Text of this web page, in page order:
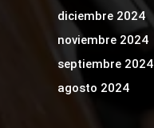
diciembre 2024
noviembre 2024
septiembre 2024
agosto 2024